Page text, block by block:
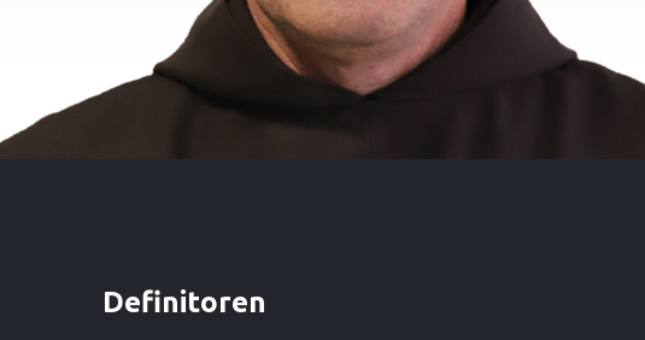
Definitoren